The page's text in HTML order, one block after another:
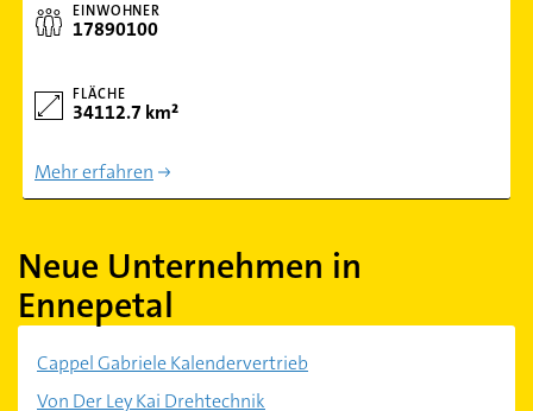
EINWOHNER
17890100
FLÄCHE
34112.7 km²
Mehr erfahren
Neue Unternehmen in
Ennepetal
Cappel Gabriele Kalendervertrieb
Von Der Ley Kai Drehtechnik